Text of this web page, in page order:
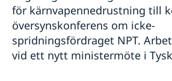
för kärnvapennedrustning till
översynskonferens om icke-
spridningsfördraget NPT.
vid ett nytt ministermöte i